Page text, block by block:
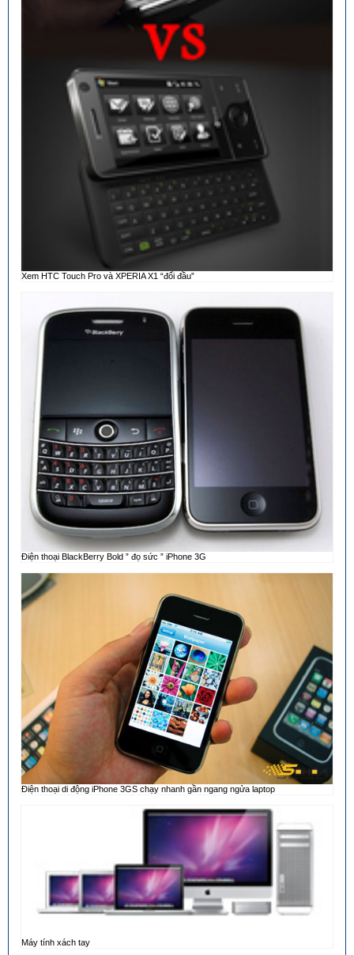
Xem HTC Touch Pro và XPERIA X1 “đối đầu”
Điện thoại BlackBerry Bold ” đọ sức ” iPhone 3G
Điện thoại di động iPhone 3GS chạy nhanh gần ngang ngửa laptop
Máy tính xách tay